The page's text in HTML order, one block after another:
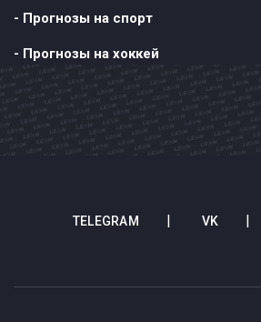
- Прогнозы на спорт
- Прогнозы на хоккей
TELEGRAM VK